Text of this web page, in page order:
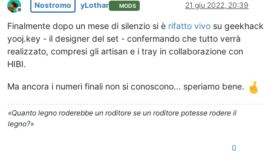
Non in linea
Nostromo yLothar MODS 21 giu 2022, 20:39
Finalmente dopo un mese di silenzio si è rifatto vivo su geekhack
yooj.key - il designer del set - confermando che tutto verrà
realizzato, compresi gli artisan e i tray in collaborazione con
HIBI.
Ma ancora i numeri finali non si conoscono... speriamo bene.
«Quanto legno roderebbe un roditore se un roditore potesse rodere il
legno?»
0